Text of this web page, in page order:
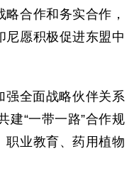
合作和务实合作，
尼愿积极促进东盟中
强全面战略伙伴关系
建“一带一路”合作规
职业教育、药用植物